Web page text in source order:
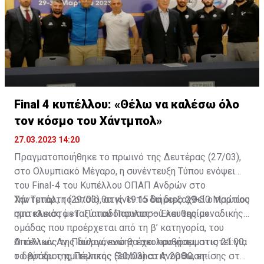
τέσσερις επιτυχίες.
Final 4 κυπέλλου: «Θέλω να καλέσω όλο
τον κόσμο του Χάντμπολ»
27.03.2023 14:20
Πραγματοποιήθηκε το πρωινό της Δευτέρας (27/03),
στο Ολυμπιακό Μέγαρο, η συνέντευξη Τύπου ενόψει
του Final-4 του Κυπέλλου ΟΠΑΠ Ανδρών στο
Χάντμπολ, το οποίο θα γίνει το διήμερο 29-30 Μαρτίου
στο κλειστό «Τ. Παπαδόπουλος – Ελευθερία».
Την Τετάρτη (29/03), στις 19:15 θα διεξαχθεί ο πρώτος
ημιτελικός μεταξύ του Παρνασσού και της μοναδικής
ομάδας που προέρχεται από τη β’ κατηγορία, του
Απόλλων Αγ. Παύλου, ενώ θα ακολουθήσει, στις 21:00,
o δεύτερος ημιτελικός Sabbianco Ανόρθωση-
Ο τελικός της διοργάνωσης έχει προγραμματιστεί για
το βράδυ της Πέμπτης (30/03) στις 20:00, επίσης στο